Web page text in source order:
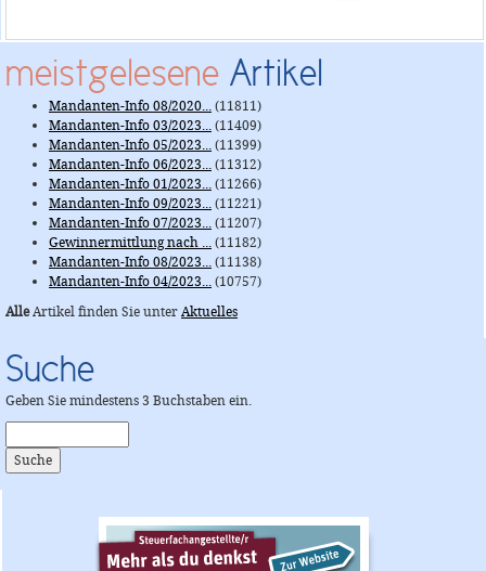
meistgelesene Artikel
Mandanten-Info 08/2020...(11811)
Mandanten-Info 03/2023...(11409)
Mandanten-Info 05/2023...(11399)
Mandanten-Info 06/2023...(11312)
Mandanten-Info 01/2023...(11266)
Mandanten-Info 09/2023...(11221)
Mandanten-Info 07/2023...(11207)
Gewinnermittlung nach ...(11182)
Mandanten-Info 08/2023...(11138)
Mandanten-Info 04/2023...(10757)
AlleArtikel finden Sie unterAktuelles
Suche
Geben Sie mindestens 3 Buchstaben ein.